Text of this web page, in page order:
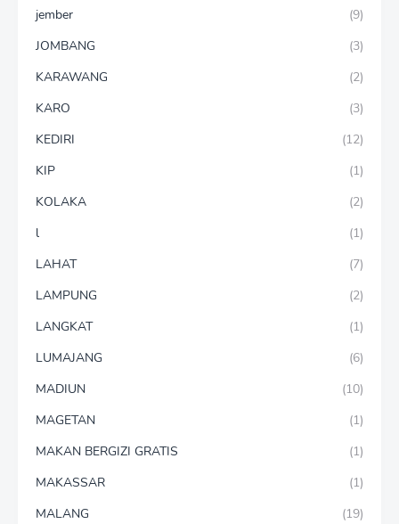
jember
(9)
JOMBANG
(3)
KARAWANG
(2)
KARO
(3)
KEDIRI
(12)
KIP
(1)
KOLAKA
(2)
l
(1)
LAHAT
(7)
LAMPUNG
(2)
LANGKAT
(1)
LUMAJANG
(6)
MADIUN
(10)
MAGETAN
(1)
MAKAN BERGIZI GRATIS
(1)
MAKASSAR
(1)
MALANG
(19)